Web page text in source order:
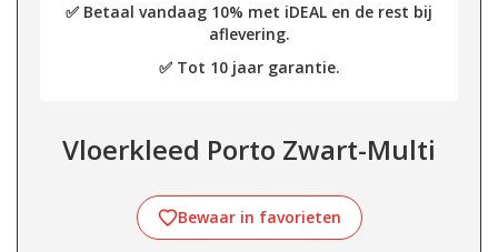
✅ Betaal vandaag 10% met iDEAL en de rest bij
aflevering.
✅ Tot 10 jaar garantie.
Vloerkleed Porto Zwart-Multi
Bewaar in favorieten